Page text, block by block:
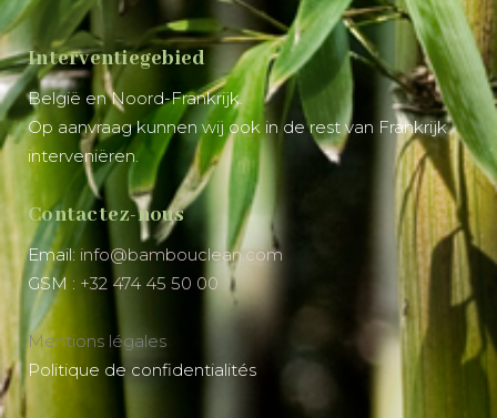
Interventiegebied
België en Noord-Frankrijk.
Op aanvraag kunnen wij ook in de rest van Frankrijk
interveniëren.
Contactez-nous
Email: info@bambouclean.com
GSM : +32 474 45 50 00
Mentions légales
Politique de confidentialités